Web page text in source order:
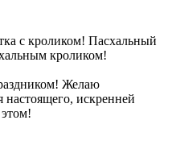
с кроликом! Пасхальный
кроликом!
Желаю
настоящего, искренней